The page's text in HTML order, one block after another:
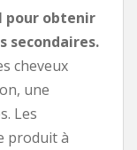
pour obtenir
secondaires.
cheveux
une
Les
produit à